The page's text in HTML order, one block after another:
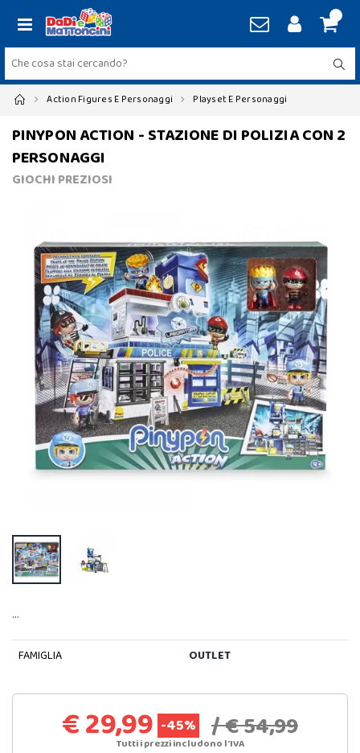
Action Figures E Personaggi Playset E Personaggi
PINYPON ACTION - STAZIONE DI POLIZIA CON 2
PERSONAGGI
GIOCHI PREZIOSI
…
FAMIGLIA OUTLET
€ 29,99 -45% / € 54,99
Tutti i prezzi includono l'IVA